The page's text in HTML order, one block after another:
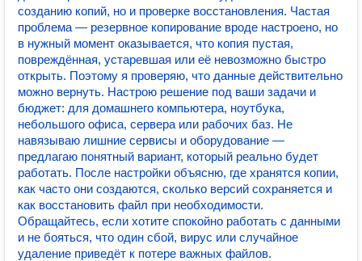
созданию копий, но и проверке восстановления. Частая
проблема — резервное копирование вроде настроено, но
в нужный момент оказывается, что копия пустая,
повреждённая, устаревшая или её невозможно быстро
открыть. Поэтому я проверяю, что данные действительно
можно вернуть. Настрою решение под ваши задачи и
бюджет: для домашнего компьютера, ноутбука,
небольшого офиса, сервера или рабочих баз. Не
навязываю лишние сервисы и оборудование —
предлагаю понятный вариант, который реально будет
работать. После настройки объясню, где хранятся копии,
как часто они создаются, сколько версий сохраняется и
как восстановить файл при необходимости.
Обращайтесь, если хотите спокойно работать с данными
и не бояться, что один сбой, вирус или случайное
удаление приведёт к потере важных файлов.